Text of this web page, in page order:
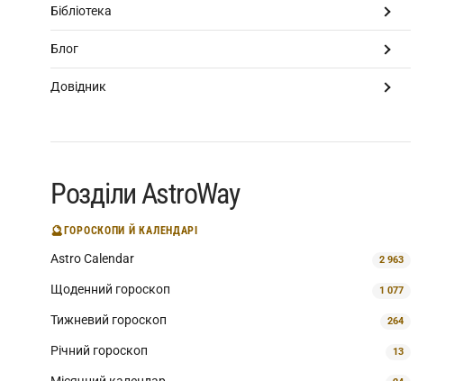
Бібліотека
Блог
Довідник
Розділи AstroWay
🔮ГОРОСКОПИ Й КАЛЕНДАРІ
Astro Calendar 2 963
Щоденний гороскоп 1 077
Тижневий гороскоп 264
Річний гороскоп 13